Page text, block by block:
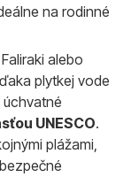
na rodinné
alebo
plytkej vode
úchvatné
UNESCO.
plážami,